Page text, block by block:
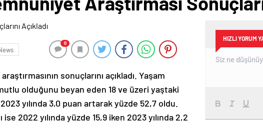
0
sonuçlarını açıkladı. Yaşam
olduğunu beyan eden 18 ve üzeri yaştaki
yılında 3,0 puan artarak yüzde 52,7 oldu.
2022 yılında yüzde 15,9 iken 2023 yılında 2,2
HIZLI YORUM